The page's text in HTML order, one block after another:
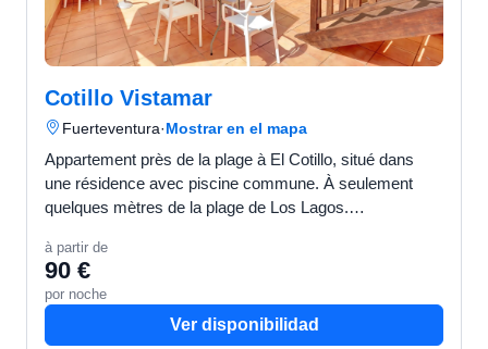
Cotillo Vistamar
Fuerteventura·Mostrar en el mapa
Appartement près de la plage à El Cotillo, situé dans
une résidence avec piscine commune. À seulement
quelques mètres de la plage de Los Lagos.
terrasse privé…
à partir de
90 €
por noche
Ver disponibilidad